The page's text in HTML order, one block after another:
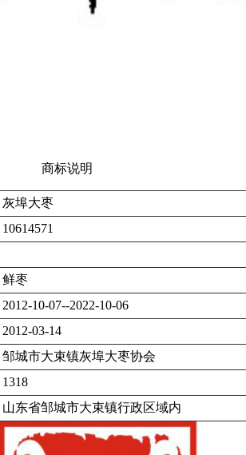
商标说明
灰埠大枣
10614571
鲜枣
2012-10-07--2022-10-06
2012-03-14
邹城市大束镇灰埠大枣协会
1318
山东省邹城市大束镇行政区域内